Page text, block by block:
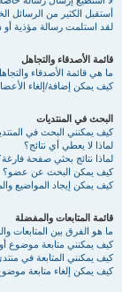
أستقبل الكثير من الرسائل
لقد استلمت رسالة مؤذية
قائمة الأصدقاء والتجاهل
ما هي قائمة الأصدقاء
كيف يمكن إضافة/إلغاء
البحث في المنتديات
كيف يمكنني البحث في
لماذا لا يعطي أي نتائج؟
لماذا نتائج بحثي صفحة
كيف يمكن البحث عن عضو؟
كيف يمكن إيجاد المواضيع
قائمة المتابعات والمفضلة
ما هو الفرق بين المتابعات
كيف يمكنني متابعة موضوع
كيف يمكنني المتابعة في
كيف يمكن إلغاء متابعة